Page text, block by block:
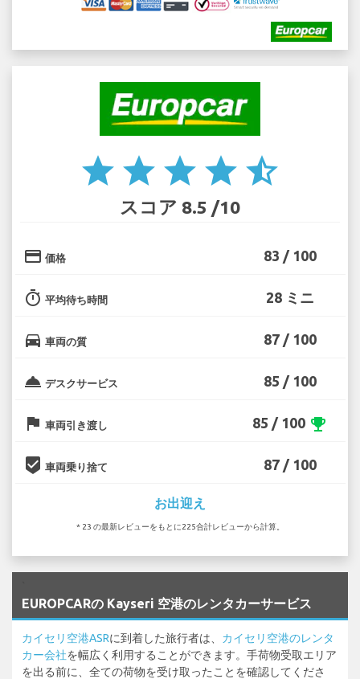
star star star star star_half
スコア 8.5 /10
credit_card 価格 83 / 100
timer 平均待ち時間 28 ミニ
directions_car 車両の質 87 / 100
room_service デスクサービス 85 / 100
flag 車両引き渡し 85 / 100 emoji_events
beenhere 車両乗り捨て 87 / 100
お出迎え
* 23 の最新レビューをもとに225合計レビューから計算。
EUROPCARの Kayseri 空港のレンタカーサービス
カイセリ空港ASRに到着した旅行者は、 カイセリ空港のレンタ
カー会社を幅広く利用することができます。手荷物受取エリア
を出る前に、全ての荷物を受け取ったことを確認してくださ